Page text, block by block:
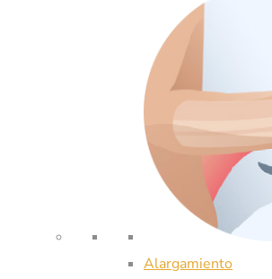
Alargamiento